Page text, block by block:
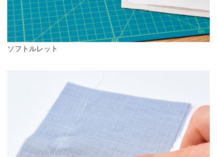
ソフトルレット